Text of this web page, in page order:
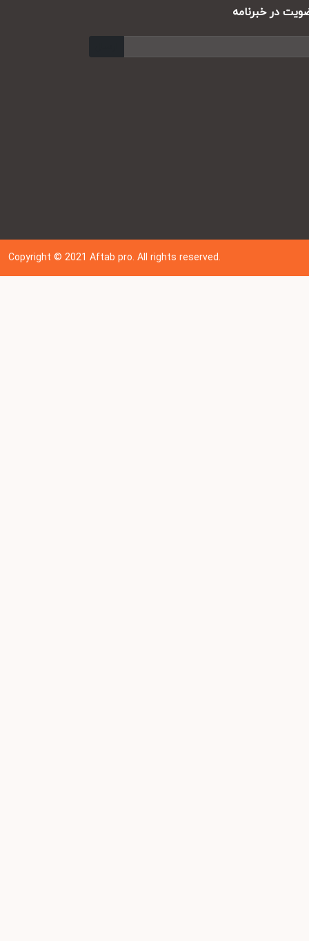
در خبرنامه
Copyright © 202 1Aftab pro. All rights reserved.